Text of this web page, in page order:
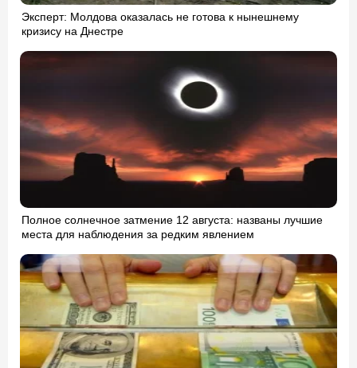
Эксперт: Молдова оказалась не готова к нынешнему
кризису на Днестре
Полное солнечное затмение 12 августа: названы лучшие
места для наблюдения за редким явлением